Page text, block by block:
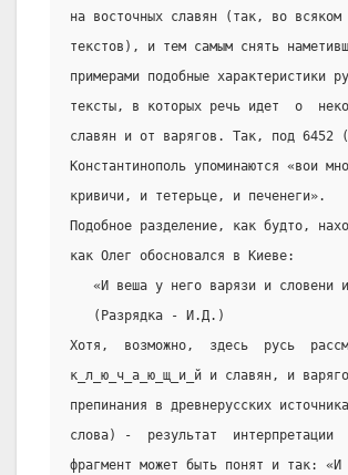
на восточных славян (так, во
текстов), и тем самым снять
примерами подобные
тексты, в которых речь идет  о
славян и от варягов. Так, под 6452
Константинополь упоминаются
кривичи, и тетерьце, и печенеги».
Подобное разделение, как будто,
как Олег обосновался в Киеве:
«И веша у него варязи и словени
   (Разрядка - И.Д.)
Хотя,  возможно,  здесь  русь
к_л_ю_ч_а_ю_щ_и_й и славян, и
препинания в древнерусских
слова) -  результат  интерпретации
фрагмент может быть понят и так: